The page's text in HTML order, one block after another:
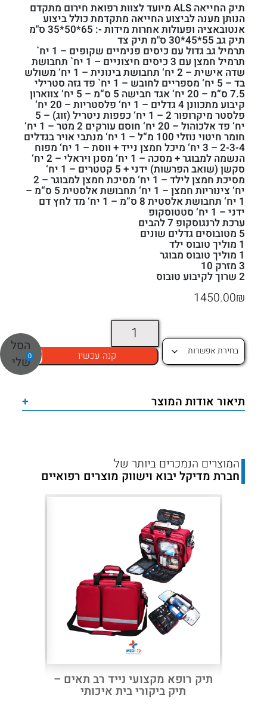
0
הסל
שלי
תיק החייאה ALS מיועד לצוות רפואת חירום מתקדם
הנותן מענה לביצוע החייאה מתקדמת כולל ביצוע
אנטובאציה ופעולות אחרות מידות -: 65*50*35 ס"מ
תיק גב 55*45*30 ס"מ תיק צד
תרמיל גב גדול עם כיסים פנימיים שקופים – 1 יח`
תרמיל חמצן עם 3 כיסים חיצוניים – 1 יח` תחבושת
שדה אישית – 2 יח‘ תחבושת בינונית – 1 יח‘ משולש
בד – 5 יח‘ מספריים לחובש – 1 יח` פד גזה סטרילי
7.5 ס“מ – 20 יח‘ אגד חבישה 5 ס“מ – 5 יח‘ צווארון
קיבוע מתכוונן 4 גדלים – 1 יח‘ פלסטריות – 20 יח‘
פלסטר מיקרופור 2 – 1 יח‘ כפפות ניטריל (זוג) – 5
יח‘ פד אלכוהול – 20 יח‘ חוסם עורקים 2 מטר – 1 יח‘
חומר חיטוי נוזלי 100 מ“ל – 1 יח‘ מנתבי אויר בגדלים
2-3-4 – 3 יח‘ מיכל חמצן נייד + ווסת – 1 יח‘ מפוח
הנשמה למבוגר + מסכה – 1 יח‘ מסנן ויראלי – 2 יח‘
סקשן (שואב הפרשות) ידני + 5 קטטרים – 1 יח‘
מסיכת חמצן לילד – 1 יח‘ מסיכת חמצן למבוגר – 2
יח‘ צינוריות חמצן – 1 יח‘ תחבושת אלסטית 5 ס“מ –
1 יח‘ תחבושת אלסטית 8 ס“מ – 1 יח‘ מד לחץ דם
ידני – 1 יח‘ סטטוסקופ
ערכת לרנגוסקופ 7 להבים
5 מטובוסים גדלים שונים
1 מוליך טובוס ילד
1 מוליך טובוס מבוגר
3 מזרק 10
2 שרוך לקיבוע טובוס
₪
1450.00
כמות
של
תיק
מקצועי
לצוות
10004
–
תיק
גב
או
תיק
צד
לבחירה
קנה עכשיו
תיאור אודות המוצר +
המוצרים הנמכרים ביותר של
חברת מדיקל יבוא וישווק מוצרים רפואיים
תיק רופא מקצועי נייד רב תאים –
תיק ביקורי בית איכותי